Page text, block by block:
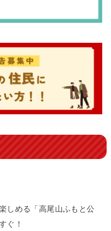
しめる「高尾山ふもと公
ぐ！